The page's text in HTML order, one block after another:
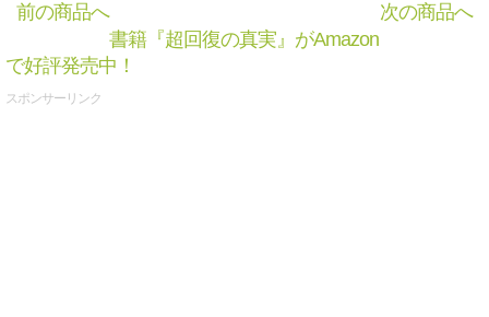
前の商品へ
次の商品へ
書籍『超回復の真実』がAmazon
で好評発売中！
スポンサーリンク